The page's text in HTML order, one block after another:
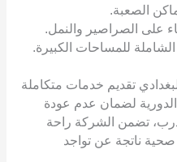
الصعبة.
على الصراصير والنمل.
للمساحات الكبيرة.
تقديم خدمات متكاملة
الدورية لضمان عدم عودة
تضمن الشركة راحة
ناتجة عن تواجد